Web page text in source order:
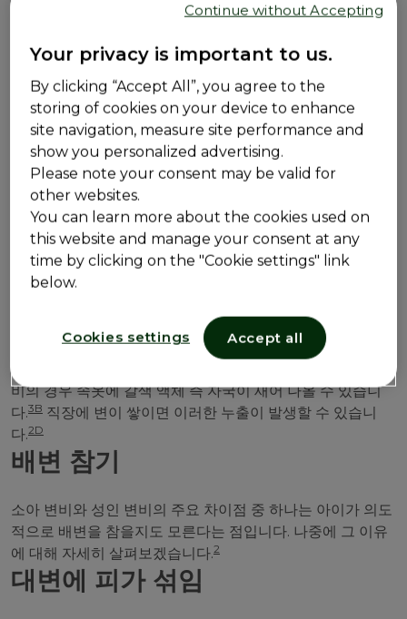
아이들은 성장함에 따라 배변의 어려움을 표현하거나 설명하
는 방식이 다양하고 독특해집니다. 3A
아이들이 평소보다 배변에 어려움을 겪고 있음을 나타내는
징후를 주의 깊게 살펴보는 것이 중요합니다.1B,
통증
소아 변비는 크고 단단한 똥이 직장에 갇혀 있어 고통스러울
수 있습니다. 2C하지만 아이들은 통증을 나타내는 방식이 다
르며 일부 아이들은 다른 아이들보다 통증 역치가 더 높습니
4A 자녀가 과거에 통증에 어떻게 반응했는지 생각해보고
동일한 징후가 있는지 찾아보세요.
비의 경우 속옷에 갈색 액체 즉 자국이 새어 나올 수 있습니
다.3B 직장에 변이 쌓이면 이러한 누출이 발생할 수 있습니
다.2D
배변 참기
소아 변비와 성인 변비의 주요 차이점 중 하나는 아이가 의도
적으로 배변을 참을지도 모른다는 점입니다. 나중에 그 이유
에 대해 자세히 살펴보겠습니다.2
대변에 피가 섞임
Your privacy is important to us.
By clicking “Accept All”, you agree to the
storing of cookies on your device to enhance
site navigation, measure site performance and
show you personalized advertising.
Please note your consent may be valid for
other websites.
You can learn more about the cookies used on
this website and manage your consent at any
time by clicking on the "Cookie settings" link
below.
Cookies settings Accept all
Continue without Accepting